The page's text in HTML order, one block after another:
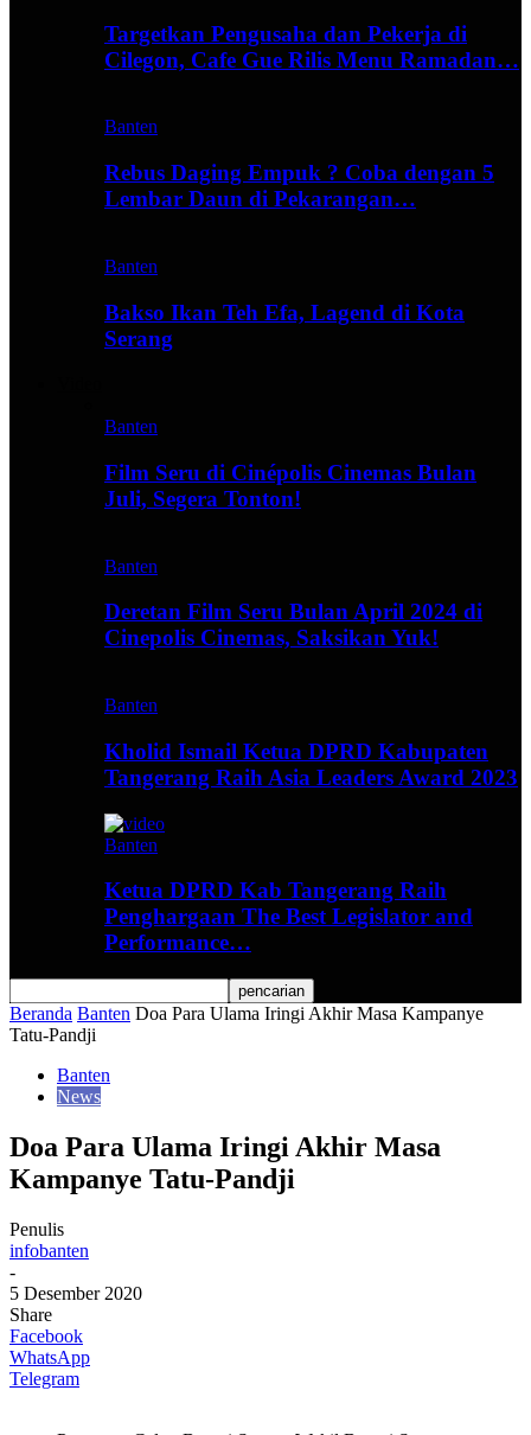
Targetkan Pengusaha dan Pekerja di
Cilegon, Cafe Gue Rilis Menu Ramadan…
Banten
Rebus Daging Empuk ? Coba dengan 5
Lembar Daun di Pekarangan…
Banten
Bakso Ikan Teh Efa, Lagend di Kota
Serang
Banten
Film Seru di Cinépolis Cinemas Bulan
Juli, Segera Tonton!
Banten
Deretan Film Seru Bulan April 2024 di
Cinepolis Cinemas, Saksikan Yuk!
Banten
Kholid Ismail Ketua DPRD Kabupaten
Tangerang Raih Asia Leaders Award 2023
Banten
Ketua DPRD Kab Tangerang Raih
Penghargaan The Best Legislator and
Performance…
Beranda Banten Doa Para Ulama Iringi Akhir Masa Kampanye
Tatu-Pandji
Banten
News
Doa Para Ulama Iringi Akhir Masa
Kampanye Tatu-Pandji
Penulis
infobanten
-
5 Desember 2020
Share
Facebook
WhatsApp
Telegram